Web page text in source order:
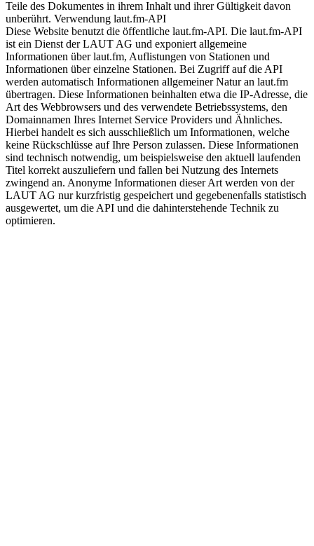
Teile des Dokumentes in ihrem Inhalt und ihrer Gültigkeit davon
unberührt. Verwendung laut.fm-API
Diese Website benutzt die öffentliche laut.fm-API. Die laut.fm-API
ist ein Dienst der LAUT AG und exponiert allgemeine
Informationen über laut.fm, Auflistungen von Stationen und
Informationen über einzelne Stationen. Bei Zugriff auf die API
werden automatisch Informationen allgemeiner Natur an laut.fm
übertragen. Diese Informationen beinhalten etwa die IP-Adresse, die
Art des Webbrowsers und des verwendete Betriebssystems, den
Domainnamen Ihres Internet Service Providers und Ähnliches.
Hierbei handelt es sich ausschließlich um Informationen, welche
keine Rückschlüsse auf Ihre Person zulassen. Diese Informationen
sind technisch notwendig, um beispielsweise den aktuell laufenden
Titel korrekt auszuliefern und fallen bei Nutzung des Internets
zwingend an. Anonyme Informationen dieser Art werden von der
LAUT AG nur kurzfristig gespeichert und gegebenenfalls statistisch
ausgewertet, um die API und die dahinterstehende Technik zu
optimieren.